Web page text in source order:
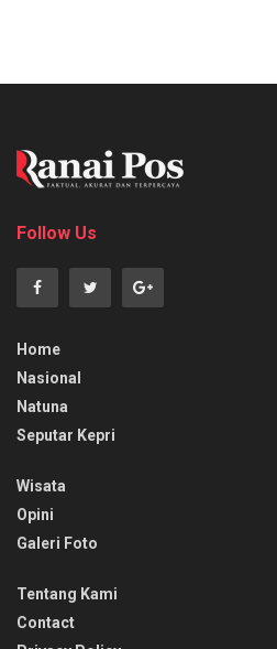
Follow Us
Home
Nasional
Natuna
Seputar Kepri
Wisata
Opini
Galeri Foto
Tentang Kami
Contact